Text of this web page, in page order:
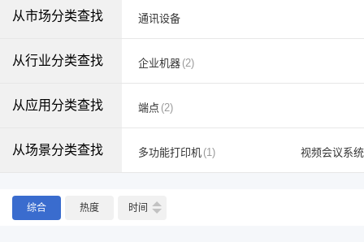
从市场分类查找 通讯设备
从行业分类查找 企业机器 (2)
从应用分类查找 端点 (2)
从场景分类查找 多功能打印机 (1) 视频会议系统
综合 热度 时间